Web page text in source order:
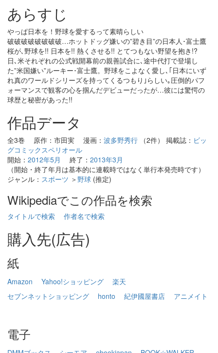
あらすじ
やっぱ日本を！野球を愛するって素晴らしい
破破破破破破破破…ホットドッグ嫌いの”碧き目”の日本人･富士鷹
桜が､野球を!! 日本を!! 熱くさせる!! とてつもない野望を抱き!?
日､米それぞれの公式戦開幕前の親善試合に､途中代打で登場し
た”米国嫌い”ルーキー･富士鷹。野球をこよなく愛し､｢日本にいず
れ真のワールドシリーズを持ってくるつもり｣らしい｡圧倒的パフ
ォーマンスで観客の心を掴んだデビューだったが…彼には驚愕の
球歴と秘密があった!!
作品データ
全3巻 原作：市田実 漫画： 波多野秀行 （2件） 掲載誌： ビッ
グコミックスペリオール
開始： 2012年5月 終了： 2013年3月
（開始・終了年月は基本的に連載時ではなく単行本発売時です）
ジャンル： スポーツ ＞ 野球 (推定)
Wikipediaでこの作品を検索
タイトルで検索 作者名で検索
購入先(広告)
紙
Amazon Yahoo!ショッピング
楽天
セブンネットショッピング
honto 紀伊國屋書店 アニメイト
電子